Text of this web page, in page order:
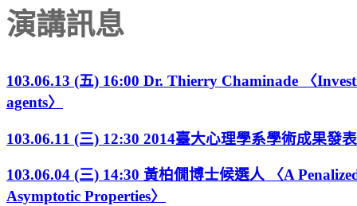
演講訊息
103.06.13 (五) 16:00 Dr. Thierry Chaminade 〈
agents〉
103.06.11 (三) 12:30 2014臺大心理學系學術成果發
103.06.04 (三) 14:30 黃柏僩博士候選人 〈A
Asymptotic Properties〉